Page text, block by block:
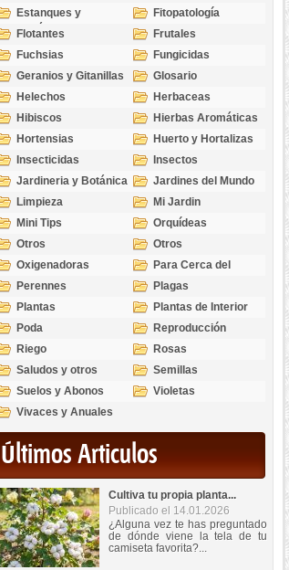
cubresuelos
Estanques y
Acuáticas
Fitopatología
Flotantes
Frutales
Fuchsias
Fungicidas
Geranios y Gitanillas
Glosario
Helechos
Herbaceas
Hibiscos
Hierbas Aromáticas
Hortensias
Huerto y Hortalizas
Insecticidas
Insectos
Jardineria y Botánica
Jardines del Mundo
Limpieza
Mi Jardin
Mini Tips
Orquídeas
Otros
Otros
Oxigenadoras
Para Cerca del
Estanque
Perennes
Plagas
Plantas
Plantas de Interior
Poda
Reproducción
Riego
Rosas
Saludos y otros
temas
Semillas
Suelos y Abonos
Violetas
Vivaces y Anuales
Últimos Articulos
Cultiva tu propia planta...
Publicado el 14.01.2026
¿Alguna vez te has preguntado
de dónde viene la tela de tu
camiseta favorita?...